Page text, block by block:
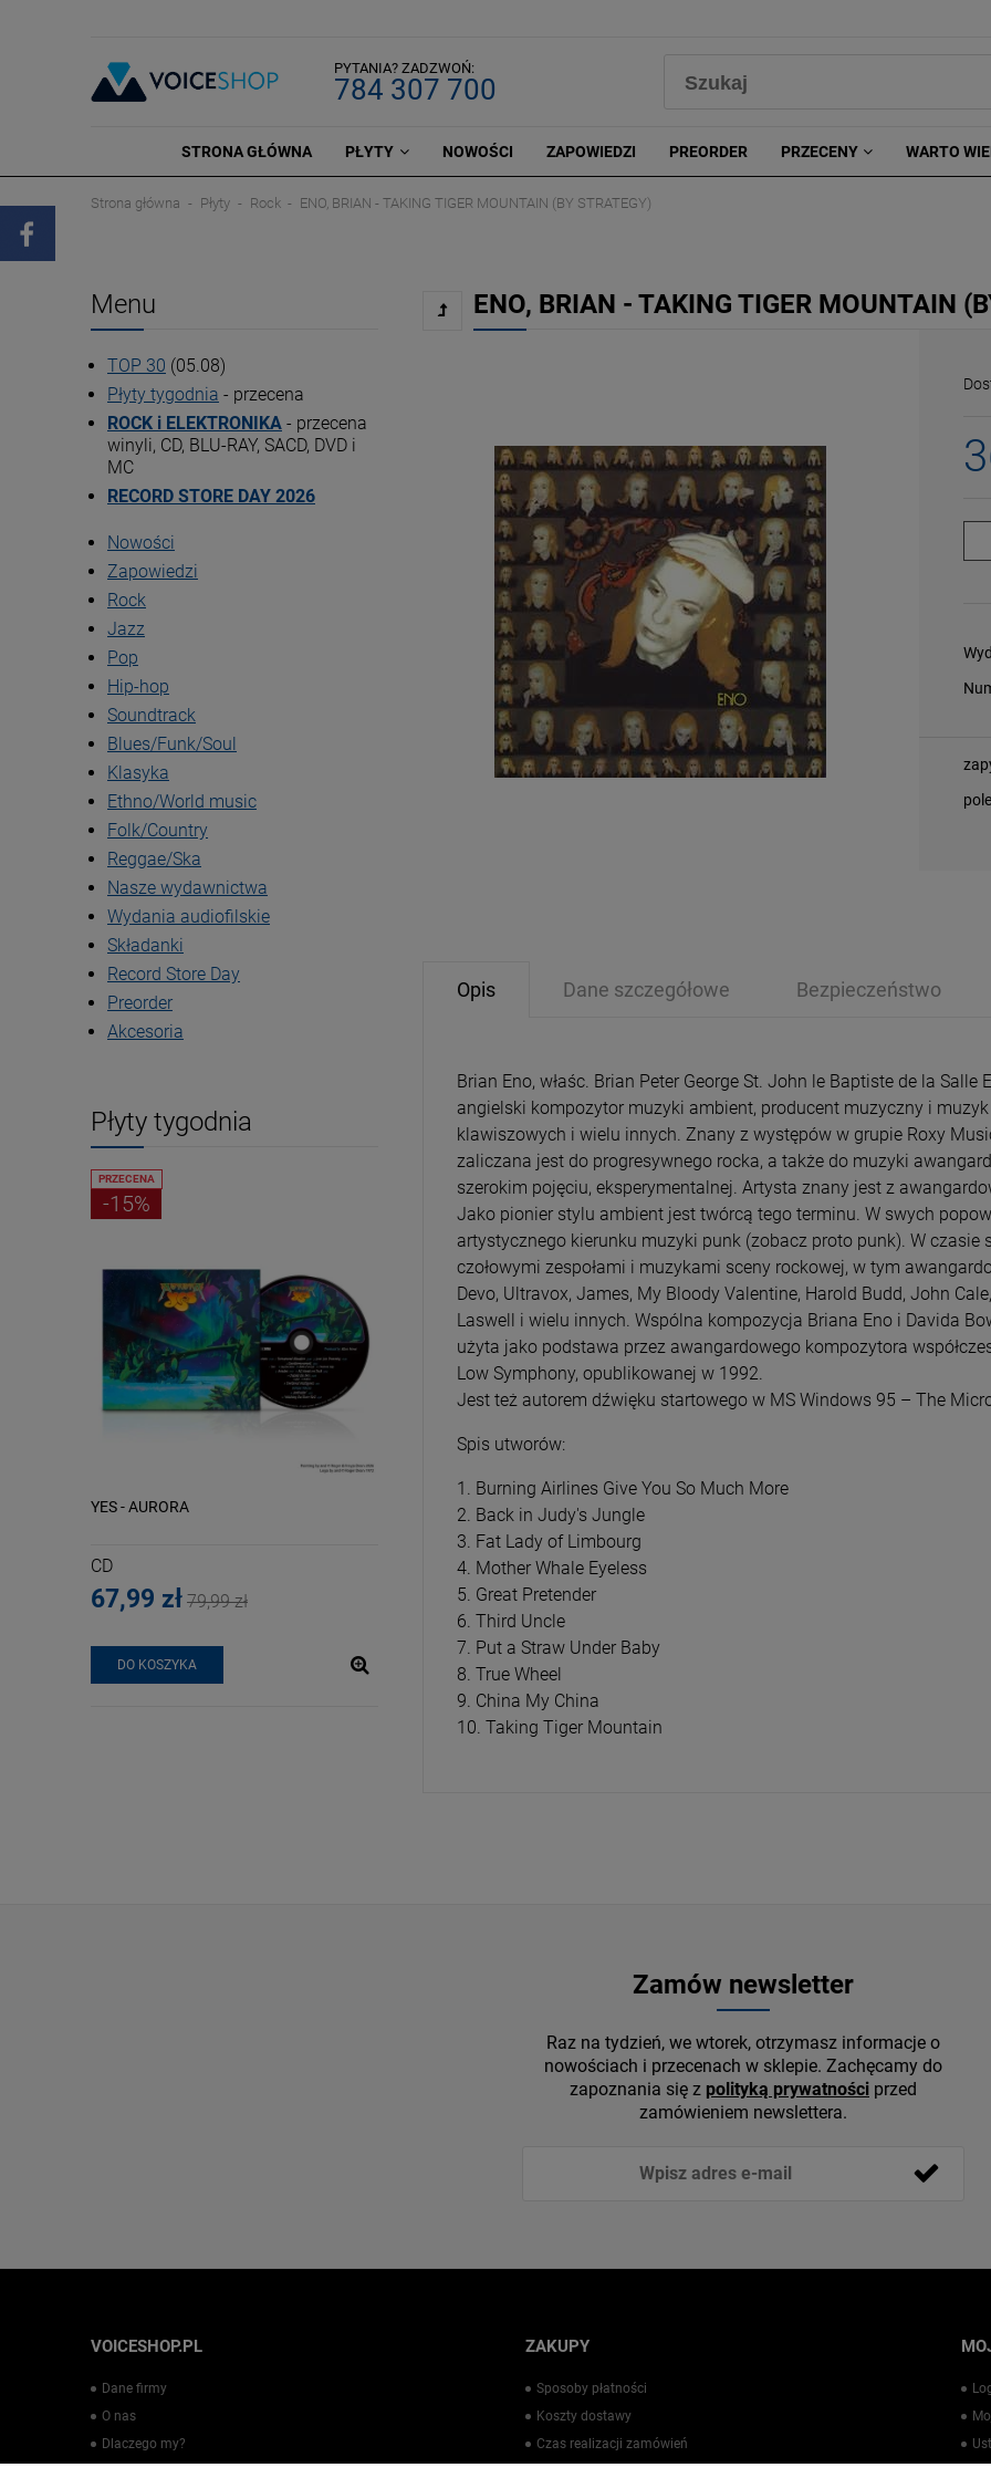
PYTANIA? ZADZWOŃ:
784 307 700
STRONA GŁÓWNA PŁYTY NOWOŚCI ZAPOWIEDZI PREORDER PRZECENY WARTO
Strona główna Płyty Rock ENO, BRIAN - TAKING TIGER MOUNTAIN (BY STRATEGY)
Menu
TOP 30 (05.08)
Płyty tygodnia - przecena
ROCK i ELEKTRONIKA - przecena
winyli, CD, BLU-RAY, SACD, DVD i
MC
RECORD STORE DAY 2026
Nowości
Zapowiedzi
Rock
Jazz
Pop
Hip-hop
Soundtrack
Blues/Funk/Soul
Klasyka
Ethno/World music
Folk/Country
Reggae/Ska
Nasze wydawnictwa
Wydania audiofilskie
Składanki
Record Store Day
Preorder
Akcesoria
Płyty tygodnia
-15%
YES - AURORA
CD
67,99 zł 79,99 zł
DO KOSZYKA
PRZECENA
ROLLING STONES, THE - JEALOUS
LOVER (10INCH SINGLE GREEN VINYL)
79,89 zł 93,99 zł
DO KOSZYKA
-15%
PRZECENA
-
ENO, BRIAN - TAKING TIGER MOUNTAIN
Opis Dane szczegółowe Bezpieczeństwo
Brian Eno, właśc. Brian Peter George St. John le Baptiste de la
angielski kompozytor muzyki ambient, producent muzyczny i
klawiszowych i wielu innych. Znany z występów w grupie Roxy
zaliczana jest do progresywnego rocka, a także do muzyki
szerokim pojęciu, eksperymentalnej. Artysta znany jest z
Jako pionier stylu ambient jest twórcą tego terminu. W swych
artystycznego kierunku muzyki punk (zobacz proto punk). W czasie
czołowymi zespołami i muzykami sceny rockowej, w tym
Devo, Ultravox, James, My Bloody Valentine, Harold Budd, John
Laswell i wielu innych. Wspólna kompozycja Briana Eno i Davida
użyta jako podstawa przez awangardowego kompozytora
Low Symphony, opublikowanej w 1992.
Jest też autorem dźwięku startowego w MS Windows 95 – The
Spis utworów:
1. Burning Airlines Give You So Much More
2. Back in Judy's Jungle
3. Fat Lady of Limbourg
4. Mother Whale Eyeless
5. Great Pretender
6. Third Uncle
7. Put a Straw Under Baby
8. True Wheel
9. China My China
10. Taking Tiger Mountain
Zamów newsletter
Raz na tydzień, we wtorek, otrzymasz informacje o
nowościach i przecenach w sklepie. Zachęcamy do
zapoznania się z polityką prywatności przed
zamówieniem newslettera.
VOICESHOP.PL
Dane firmy
O nas
Dlaczego my?
ZAKUPY
Sposoby płatności
Koszty dostawy
Czas realizacji zamówień